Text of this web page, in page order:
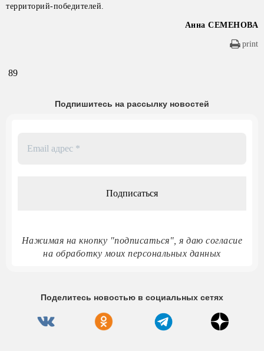
территорий-победителей.
Анна СЕМЕНОВА
print
89
Подпишитесь на рассылку новостей
Нажимая на кнопку "подписаться", я даю согласие
на обработку моих персональных данных
Поделитесь новостью в социальных сетях